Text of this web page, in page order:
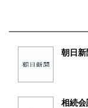
朝日新
相続会